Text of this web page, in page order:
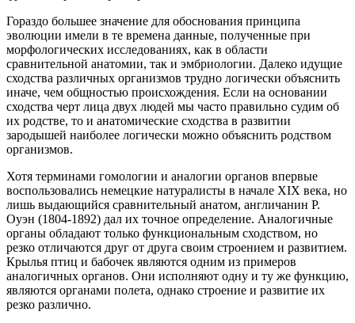
Гораздо большее значение для обоснования принципа
эволюции имели в те времена данные, полученные при
морфологических исследованиях, как в области
сравнительной анатомии, так и эмбриологии. Далеко идущие
сходства различных организмов трудно логически объяснить
иначе, чем общностью происхождения. Если на основании
сходства черт лица двух людей мы часто правильно судим об
их родстве, то и анатомические сходства в развитии
зародышей наиболее логически можно объяснить родством
организмов.
Хотя терминами гомологии и аналогии органов впервые
воспользовались немецкие натуралисты в начале XIX века, но
лишь выдающийся сравнительный анатом, англичанин Р.
Оуэн (1804-1892) дал их точное определение. Аналогичные
органы обладают только функциональным сходством, но
резко отличаются друг от друга своим строением и развитием.
Крылья птиц и бабочек являются одним из примеров
аналогичных органов. Они исполняют одну и ту же функцию,
являются органами полета, однако строение и развитие их
резко различно.